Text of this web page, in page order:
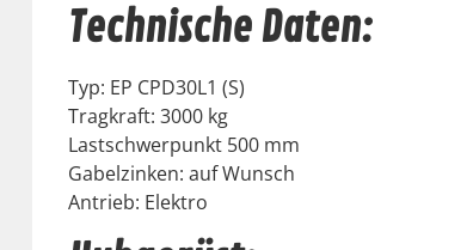
Technische Daten:
Typ: EP CPD30L1 (S)
Tragkraft: 3000 kg
Lastschw­er­punkt 500 mm
Gabelzinken: auf Wun­sch
Antrieb: Elek­tro